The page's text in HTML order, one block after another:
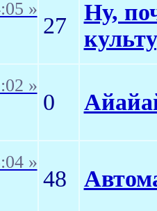
»
27
Ну,
»
0
»
48